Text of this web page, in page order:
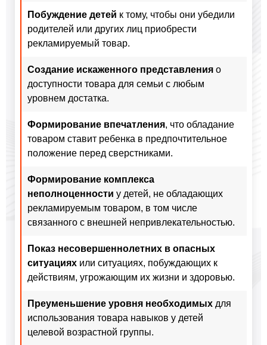
Побуждение детей к тому, чтобы они убедили
родителей или других лиц приобрести
рекламируемый товар.
Создание искаженного представления о
доступности товара для семьи с любым
уровнем достатка.
Формирование впечатления, что обладание
товаром ставит ребенка в предпочтительное
положение перед сверстниками.
Формирование комплекса
неполноценности у детей, не обладающих
рекламируемым товаром, в том числе
связанного с внешней непривлекательностью.
Показ несовершеннолетних в опасных
ситуациях или ситуациях, побуждающих к
действиям, угрожающим их жизни и здоровью.
Преуменьшение уровня необходимых для
использования товара навыков у детей
целевой возрастной группы.